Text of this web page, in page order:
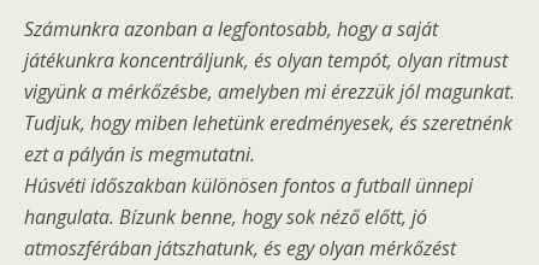
Számunkra azonban a legfontosabb, hogy a saját
játékunkra koncentráljunk, és olyan tempót, olyan ritmust
vigyünk a mérkőzésbe, amelyben mi érezzük jól magunkat.
Tudjuk, hogy miben lehetünk eredményesek, és szeretnénk
ezt a pályán is megmutatni.
Húsvéti időszakban különösen fontos a futball ünnepi
hangulata. Bízunk benne, hogy sok néző előtt, jó
atmoszférában játszhatunk, és egy olyan mérkőzést